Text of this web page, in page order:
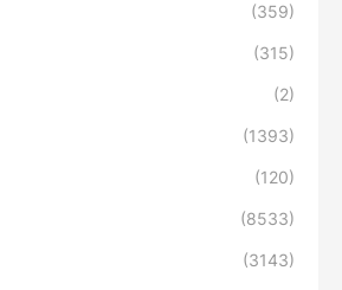
(359)
(315)
(2)
(1393)
(120)
(8533)
(3143)